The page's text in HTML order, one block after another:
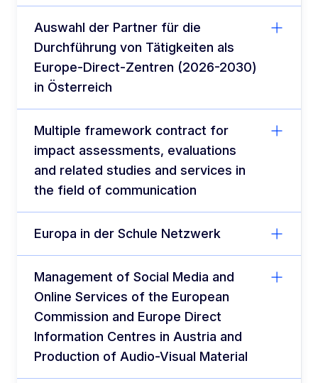
Auswahl der Partner für die
Durchführung von Tätigkeiten als
Europe-Direct-Zentren (2026-2030)
in Österreich
Multiple framework contract for
impact assessments, evaluations
and related studies and services in
the field of communication
Europa in der Schule Netzwerk
Management of Social Media and
Online Services of the European
Commission and Europe Direct
Information Centres in Austria and
Production of Audio-Visual Material